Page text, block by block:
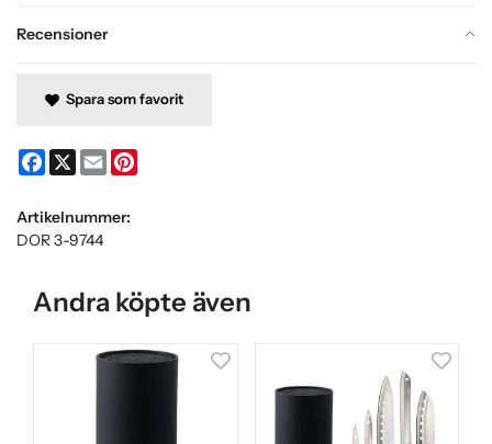
Recensioner
Spara som favorit
Facebook
X Email
Artikelnummer:
DOR 3-9744
Andra köpte även